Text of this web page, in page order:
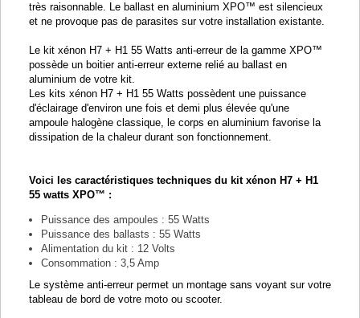
très raisonnable. Le ballast en aluminium XPO™ est silencieux
et ne provoque pas de parasites sur votre installation existante.
Le kit xénon H7 + H1 55 Watts anti-erreur de la gamme XPO™
possède un boitier anti-erreur externe relié au ballast en
aluminium de votre kit.
Les kits xénon H7 + H1 55 Watts possèdent une puissance
d'éclairage d'environ une fois et demi plus élevée qu'une
ampoule halogène classique, le corps en aluminium favorise la
dissipation de la chaleur durant son fonctionnement.
Voici les caractéristiques techniques du kit xénon H7 + H1
55 watts XPO™ :
Puissance des ampoules : 55 Watts
Puissance des ballasts : 55 Watts
Alimentation du kit : 12 Volts
Consommation : 3,5 Amp
Le système anti-erreur permet un montage sans voyant sur votre
tableau de bord de votre moto ou scooter.